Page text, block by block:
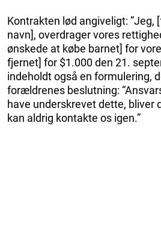
Kontrakten lød angiveligt: ​​”Jeg,
navn], overdrager vores
ønskede at købe barnet] for
fjernet] for $1.000 den 21.
indeholdt også en formulering,
forældrenes beslutning:
have underskrevet dette, bliver
kan aldrig kontakte os igen.”